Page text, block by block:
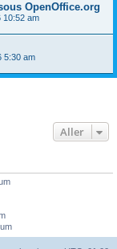
OpenOffice.org
10:52 am
5:30 am
Aller